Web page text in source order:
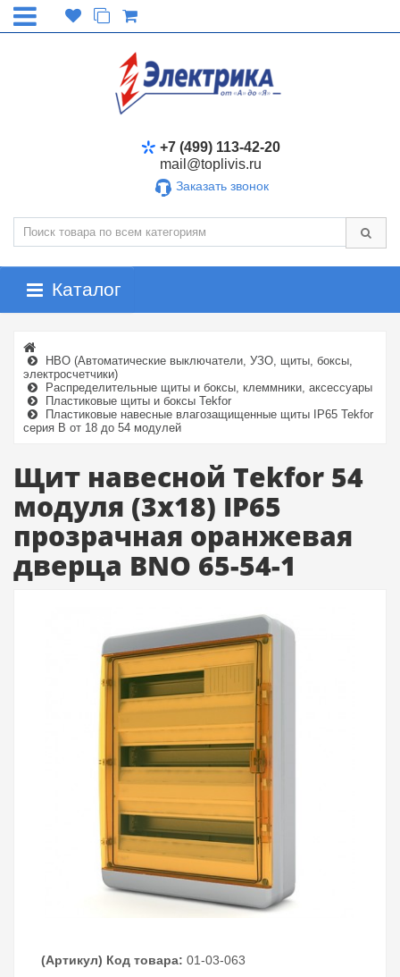
+7 (499) 113-42-20
mail@toplivis.ru
Заказать звонок
Каталог
НВО (Автоматические выключатели, УЗО, щиты, боксы,
электросчетчики)
Распределительные щиты и боксы, клеммники, аксессуары
Пластиковые щиты и боксы Tekfor
Пластиковые навесные влагозащищенные щиты IP65 Tekfor
серия B от 18 до 54 модулей
Щит навесной Tekfor 54
модуля (3х18) IP65
прозрачная оранжевая
дверца BNO 65-54-1
(Артикул) Код товара: 01-03-063